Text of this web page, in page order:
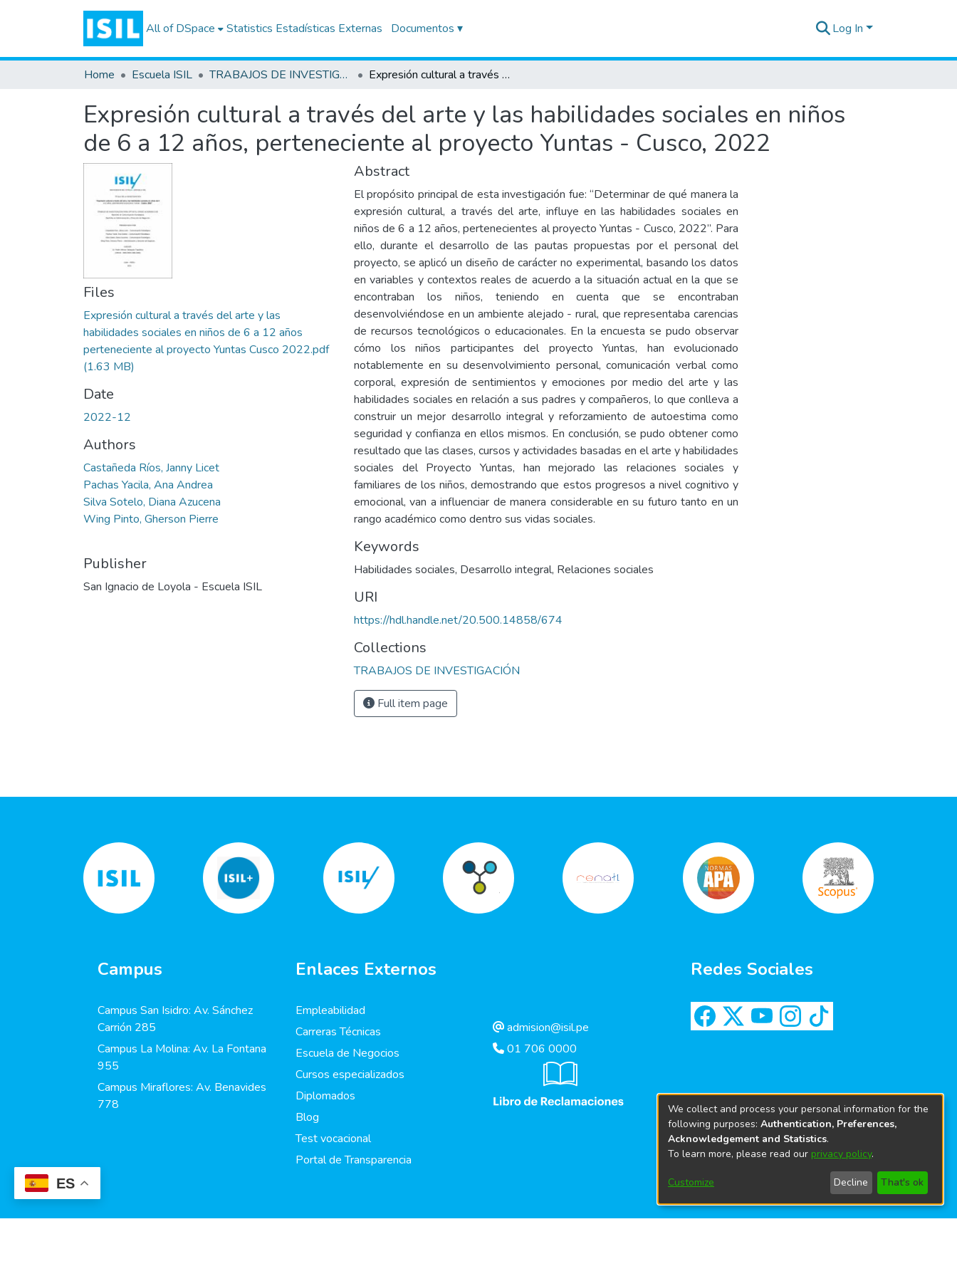
ES
All of DSpace Statistics Estadísticas Externas Documentos ▾ Log In
Home Escuela ISIL TRABAJOS DE INVESTIGACIÓN Expresión cultural a través del arte y las habilidades sociales en niños de 6 a 12 años, perteneciente al proyecto Yuntas - Cusco, 2022
Expresión cultural a través del arte y las habilidades sociales en niños
de 6 a 12 años, perteneciente al proyecto Yuntas - Cusco, 2022
Files
Expresión cultural a través del arte y las
habilidades sociales en niños de 6 a 12 años
perteneciente al proyecto Yuntas Cusco 2022.pdf
(1.63 MB)
Date
2022-12
Authors
Castañeda Ríos, Janny Licet
Pachas Yacila, Ana Andrea
Silva Sotelo, Diana Azucena
Wing Pinto, Gherson Pierre
Publisher
San Ignacio de Loyola - Escuela ISIL
Abstract
El propósito principal de esta investigación fue: “Determinar de qué manera la
expresión cultural, a través del arte, influye en las habilidades sociales en
niños de 6 a 12 años, pertenecientes al proyecto Yuntas - Cusco, 2022”. Para
ello, durante el desarrollo de las pautas propuestas por el personal del
proyecto, se aplicó un diseño de carácter no experimental, basando los datos
en variables y contextos reales de acuerdo a la situación actual en la que se
encontraban los niños, teniendo en cuenta que se encontraban
desenvolviéndose en un ambiente alejado - rural, que representaba carencias
de recursos tecnológicos o educacionales. En la encuesta se pudo observar
cómo los niños participantes del proyecto Yuntas, han evolucionado
notablemente en su desenvolvimiento personal, comunicación verbal como
corporal, expresión de sentimientos y emociones por medio del arte y las
habilidades sociales en relación a sus padres y compañeros, lo que conlleva a
construir un mejor desarrollo integral y reforzamiento de autoestima como
seguridad y confianza en ellos mismos. En conclusión, se pudo obtener como
resultado que las clases, cursos y actividades basadas en el arte y habilidades
sociales del Proyecto Yuntas, han mejorado las relaciones sociales y
familiares de los niños, demostrando que estos progresos a nivel cognitivo y
emocional, van a influenciar de manera considerable en su futuro tanto en un
rango académico como dentro sus vidas sociales.
Keywords
Habilidades sociales, Desarrollo integral, Relaciones sociales
URI
https://hdl.handle.net/20.500.14858/674
Collections
TRABAJOS DE INVESTIGACIÓN
Full item page
Campus
Campus San Isidro: Av. Sánchez
Carrión 285
Campus La Molina: Av. La Fontana
955
Campus Miraflores: Av. Benavides
778
Enlaces Externos
Empleabilidad
Carreras Técnicas
Escuela de Negocios
Cursos especializados
Diplomados
Blog
Test vocacional
Portal de Transparencia
admision@isil.pe
01 706 0000
Redes Sociales
We collect and process your personal information for the
following purposes: Authentication, Preferences,
Acknowledgement and Statistics.
To learn more, please read our privacy policy.
Customize Decline That's ok